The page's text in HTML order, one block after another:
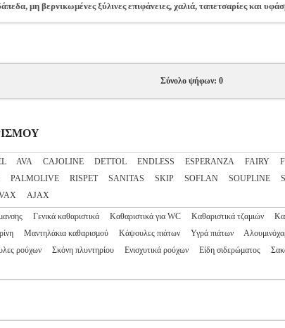
μη βερνικωμένες ξύλινες επιφάνειες, χαλιά, ταπετσαρίες και
Σύνολο ψήφων: 0
AVA CAJOLINE DETTOL ENDLESS ESPERANZA FAIRY
PALMOLIVE RISPET SANITAS SKIP SOFLAN SOUPLINE
ΑJΑΧ
Γενικά καθαριστικά Καθαριστικά για WC Καθαριστικά τζαμιών
Μαντηλάκια καθαρισμού Κάψουλες πιάτων Υγρά πιάτων
ρούχων Σκόνη πλυντηρίου Ενισχυτικά ρούχων Είδη σιδερώματος